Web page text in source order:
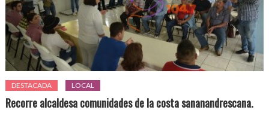
DESTACADA LOCAL
Recorre alcaldesa comunidades de la costa sananandrescana.